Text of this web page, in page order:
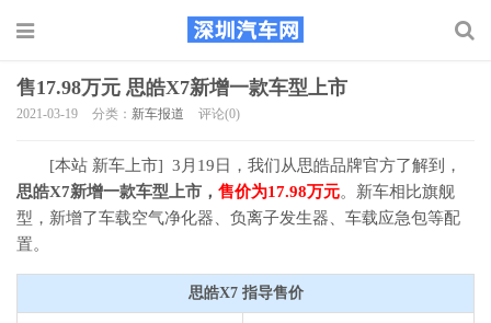
售17.98万元 思皓X7新增一款车型上市
2021-03-19 分类： 新车报道 评论(0)
[本站 新车上市] 3月19日，我们从思皓品牌官方了解到，
思皓X7新增一款车型上市， 售价为17.98万元。新车相比旗舰
型，新增了车载空气净化器、负离子发生器、车载应急包等配
置。
思皓X7 指导售价